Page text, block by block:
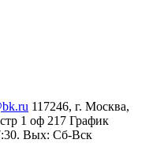
117246, г. Москва,
1 оф 217 График
Вых: Сб‑Вск